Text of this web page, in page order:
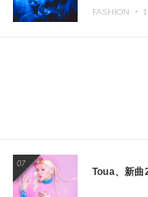
FASHION ・
07
Toua、新曲